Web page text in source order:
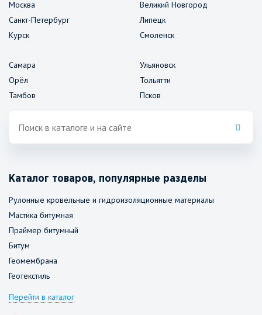
Москва
Санкт-Петербург
Курск
Великий Новгород
Липецк
Смоленск
Самара
Орёл
Тамбов
Ульяновск
Тольятти
Псков
Каталог товаров, популярные разделы
Рулонные кровельные и гидроизоляционные материалы
Мастика битумная
Праймер битумный
Битум
Геомембрана
Геотекстиль
Перейти в каталог